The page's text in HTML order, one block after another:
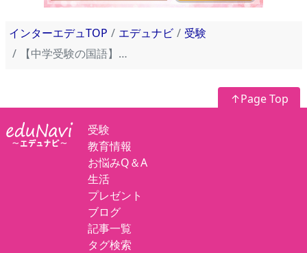
インターエデュTOP エデュナビ
受験
【中学受験の国語】5年生で伸び悩む原因と効果的な学習方法【後編】
↑Page Top
受験
教育情報
お悩みQ＆A
生活
プレゼント
ブログ
記事一覧
タグ検索